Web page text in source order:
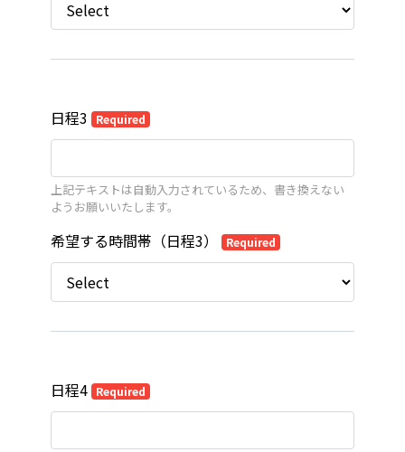
日程3 Required
上記テキストは自動入力されているため、書き換えない
ようお願いいたします。
希望する時間帯（日程3） Required
日程4 Required